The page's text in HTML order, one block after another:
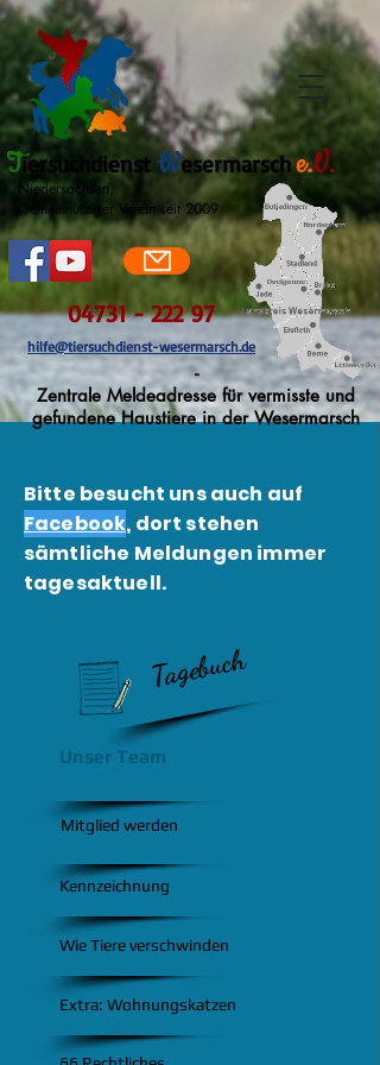
Niedersachsen,
Gemeinnütziger Verein seit 2009
04731 - 222 97
hilfe@tiersuchdienst-wesermarsch.de
-
Zentrale Meldeadresse für vermisste und
gefundene Haustiere in der Wesermarsch
Tiersuchdienst Wesermarsch e.V.
Bitte besucht uns auch auf
Facebook, dort stehen
sämtliche Meldungen immer
tagesaktuell.
Tagebuch
Unser Team
Mitglied werden
Kennzeichnung
Wie Tiere verschwinden
Extra: Wohnungskatzen